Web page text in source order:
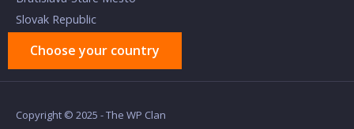
Slovak Republic
Choose your country
Copyright © 2025 - The WP Clan